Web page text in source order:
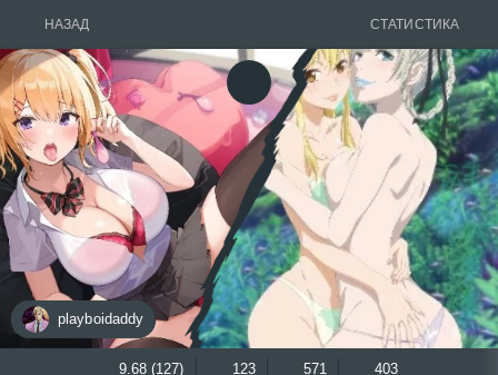
НАЗАД СТАТИСТИКА
playboidaddy
9.68 (127) 123 571 403